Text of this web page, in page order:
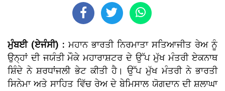
ਮੁੰਬਈ (ਏਜੰਸੀ) : ਮਹਾਨ ਭਾਰਤੀ ਨਿਰਮਾਤਾ ਸਤਿਆਜੀਤ ਰੇਅ ਨੂੰ
ਉਨ੍ਹਾਂ ਦੀ ਜਯੰਤੀ ਮੌਕੇ ਮਹਾਰਾਸ਼ਟਰ ਦੇ ਉੱਪ ਮੁੱਖ ਮੰਤਰੀ ਏਕਨਾਥ
ਸ਼ਿੰਦੇ ਨੇ ਸ਼ਰਧਾਂਜਲੀ ਭੇਟ ਕੀਤੀ ਹੈ। ਉੱਪ ਮੁੱਖ ਮੰਤਰੀ ਨੇ ਭਾਰਤੀ
ਸਿਨੇਮਾ ਅਤੇ ਸਾਹਿਤ ਵਿੱਚ ਰੇਅ ਦੇ ਬੇਮਿਸਾਲ ਯੋਗਦਾਨ ਦੀ ਸ਼ਲਾਘਾ